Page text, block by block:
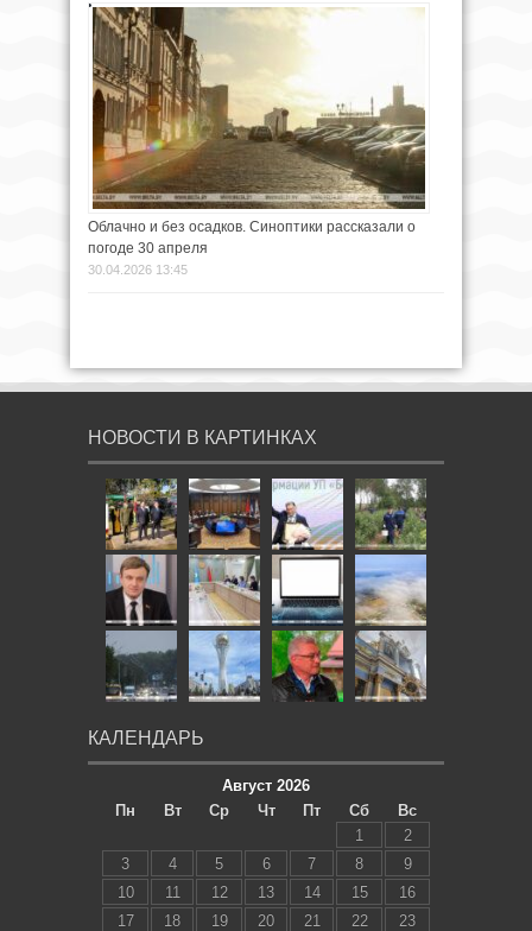
Облачно и без осадков. Синоптики рассказали о
погоде 30 апреля
30.04.2026 13:45
НОВОСТИ В КАРТИНКАХ
КАЛЕНДАРЬ
Август 2026
Пн
Вт Ср Чт Пт Сб
Вс
1
2
3
4 5 6 7 8
9
10
11 12 13 14 15
16
17
18 19 20 21 22
23